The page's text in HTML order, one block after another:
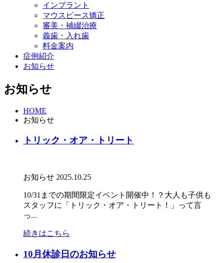
インプラント
マウスピース矯正
審美・補綴治療
義歯・入れ歯
料金案内
症例紹介
お知らせ
お知らせ
HOME
お知らせ
トリック・オア・トリート
お知らせ 2025.10.25
10/31までの期間限定イベント開催中！？大人も子供も
スタッフに「トリック・オア・トリート！」って言
っ...
続きはこちら
10月休診日のお知らせ